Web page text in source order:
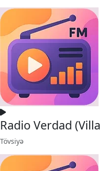
Radio Verdad
Tövsiyə